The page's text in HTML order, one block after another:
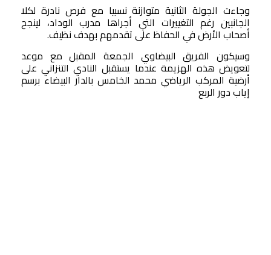
وجاءت الجولة الثانية متوازنة نسبيا مع فرص نادرة لكلا
الجانبين رغم التغييرات التي أجراها مدرب الوداد، لينجح
أصحاب الأرض في الحفاظ على تقدمهم بهدف نظيف.
وسيكون الفريق البيضاوي الجمعة المقبل مع موعد
لتعويض هذه الهزيمة عندما يستقبل النادي التنزاني على
أرضية المركب الرياضي محمد الخامس بالدار البيضاء برسم
إياب دور الربع